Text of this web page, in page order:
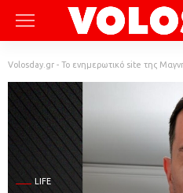
Volosday.gr - Το ενημερωτικό site της
LIFE